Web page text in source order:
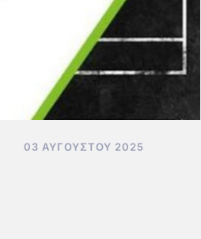
03 ΑΥΓΟΎΣΤΟΥ 2025